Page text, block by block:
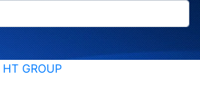
HT GROUP